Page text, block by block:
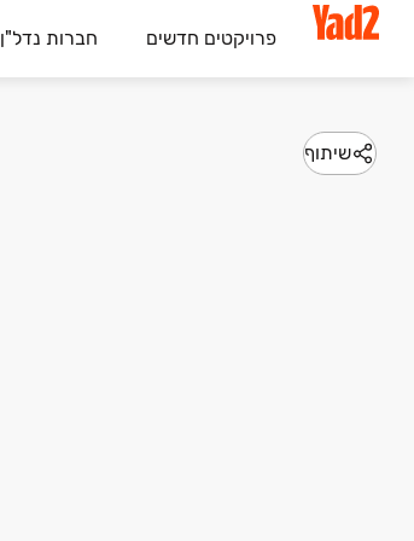
פרויקטים חדשים חברות נדל"ן
שיתוף